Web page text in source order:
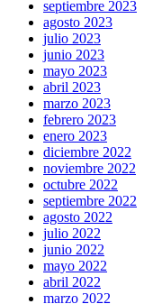
septiembre 2023
agosto 2023
julio 2023
junio 2023
mayo 2023
abril 2023
marzo 2023
febrero 2023
enero 2023
diciembre 2022
noviembre 2022
octubre 2022
septiembre 2022
agosto 2022
julio 2022
junio 2022
mayo 2022
abril 2022
marzo 2022